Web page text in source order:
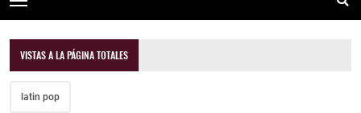
VISTAS A LA PÁGINA TOTALES
latin pop